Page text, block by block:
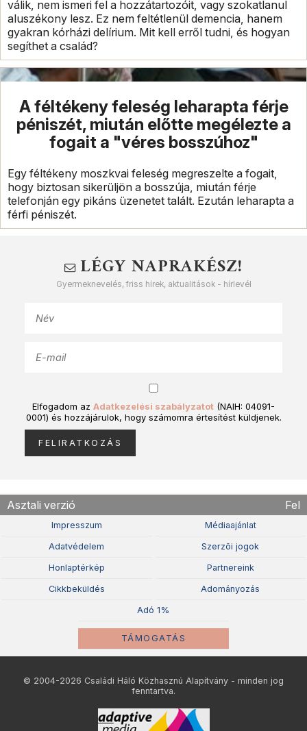
válik, nem ismeri fel a hozzátartozóit, vagy szokatlanul
aluszékony lesz. Ez nem feltétlenül demencia, hanem
gyakran kórházi delírium. Mit kell erről tudni, és hogyan
segíthet a család?
A féltékeny feleség leharapta férje
péniszét, miután előtte megélezte a
fogait a "véres bosszúhoz"
Egy féltékeny moszkvai feleség megreszelte a fogait,
hogy biztosan sikerüljön a bosszúja, miután férje
telefonján egy pikáns üzenetet talált. Ezután leharapta a
férfi péniszét.
LÉGY NAPRAKÉSZ!
Gyermeknevelés, friss hírek, aktualitások - hírlevél
Elfogadom az Adatkezelési szabályzatot (NAIH: 04091-
0001) és hozzájárulok, hogy számomra értesítést küldjenek.
Asztali verzió Fel
Impresszum Médiaajánlat
Adatvédelem Szerzõi jogok
Honlaptérkép Partnereink
Cikkbeküldés Adományozás
Adó 1%
TÁMOGATÁS
© 2004-2026 Családi Háló Közhasznú Alapítvány - minden jog
fenntartva.